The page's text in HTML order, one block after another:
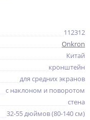
112312
Onkron
Китай
кронштейн
для средних экранов
с наклоном и поворотом
стена
32-55 дюймов (80-140 см)